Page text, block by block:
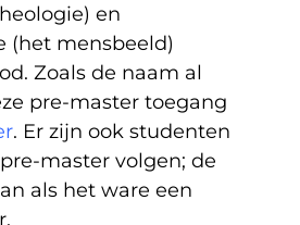
en
(het mensbeeld)
Zoals de naam al
pre-master toegang
. Er zijn ook studenten
master volgen; de
als het ware een